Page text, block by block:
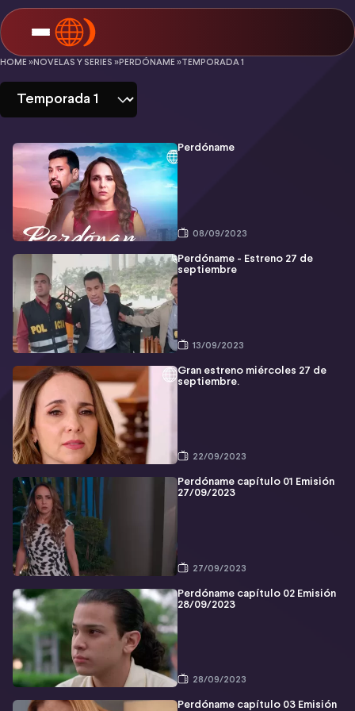
Perdóname
Temporada
HOME » NOVELAS Y SERIES » PERDÓNAME » TEMPORADA 1
Perdóname
08/09/2023
Perdóname - Estreno 27 de
septiembre
13/09/2023
Gran estreno miércoles 27 de
septiembre.
22/09/2023
Perdóname capítulo 01 Emisión
27/09/2023
27/09/2023
Perdóname capítulo 02 Emisión
28/09/2023
28/09/2023
Perdóname capítulo 03 Emisión